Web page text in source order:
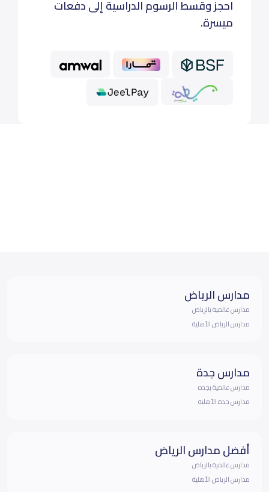
احجز وقسط الرسوم الدراسية إلى دفعات
ميسرة.
مدارس الرياض
مدارس عالمية بالرياض
مدارس الرياض الأهلية
مدارس جدة
مدارس عالمية بجده
مدارس جدة الأهلية
أفضل مدارس الرياض
مدارس عالمية بالرياض
مدارس الرياض الأهلية